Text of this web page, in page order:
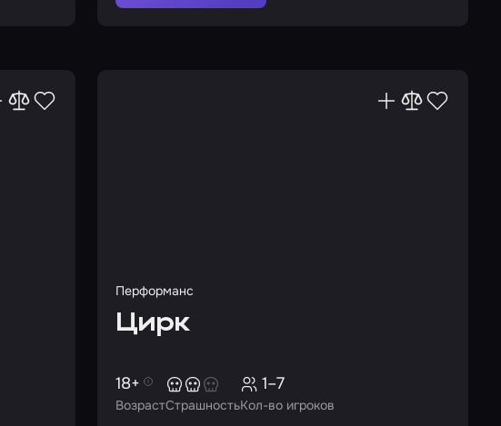
Перформанс
Цирк
Возраст
18+
СтрашностьКол-во игроков
1–7